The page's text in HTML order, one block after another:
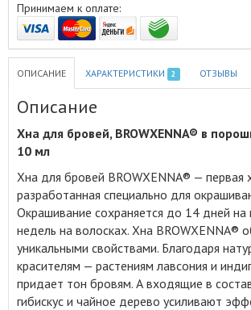
Принимаем к оплате:
ОПИСАНИЕ ХАРАКТЕРИСТИКИ 2 ОТЗЫВЫ
Описание
Хна для бровей, BROWXENNA® в
10 мл
Хна для бровей BROWXENNA® — первая
разработанная специально для
Окрашивание сохраняется до 14 дней
недель на волосках. Хна BROWXENNA®
уникальными свойствами. Благодаря
красителям — растениям лавсония и
придает тон бровям. А входящие в
гибискус и чайное дерево усиливают